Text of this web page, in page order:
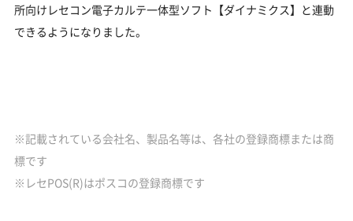
所向けレセコン電子カルテ一体型ソフト【ダイナミクス】と連動
できるようになりました。
※記載されている会社名、製品名等は、各社の登録商標または商
標です
※レセPOS(R)はポスコの登録商標です